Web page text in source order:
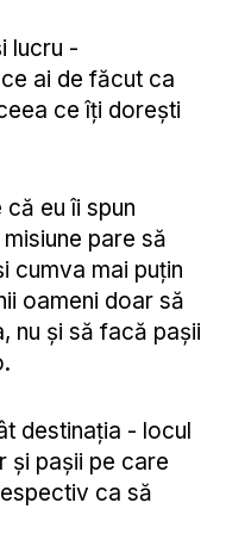
lucru -
ai de făcut ca
ce îți dorești
eu îi spun
pare să
cumva mai puțin
oameni doar să
nu și să facă pașii
destinația - locul
și pașii pe care
ca să